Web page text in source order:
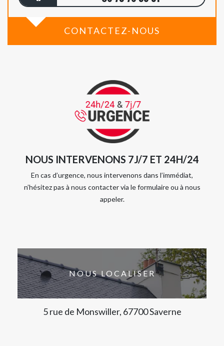
CONTACTEZ-NOUS
NOUS INTERVENONS 7J/7 ET 24H/24
En cas d’urgence, nous intervenons dans l’immédiat,
n’hésitez pas à nous contacter via le formulaire ou à nous
appeler.
NOUS LOCALISER
5 rue de Monswiller, 67700 Saverne